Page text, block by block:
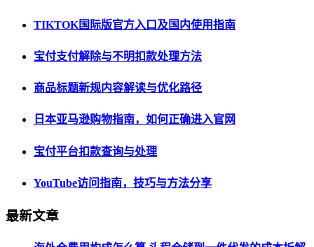
TIKTOK国际版官方入口及国内使用指南
宝付支付解除与不明扣款处理方法
商品标题新规内容解读与优化路径
日本亚马逊购物指南，如何正确进入官网
宝付平台扣款查询与处理
YouTube访问指南，技巧与方法分享
最新文章